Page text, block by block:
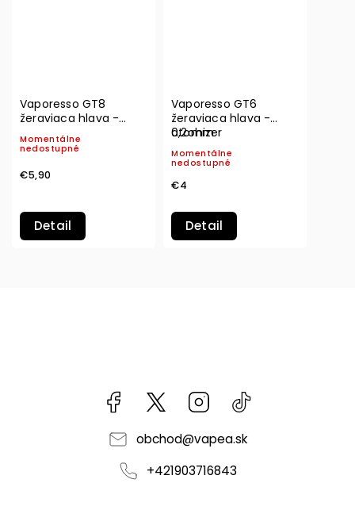
Vaporesso GT8
žeraviaca hlava -
0,15ohm
Momentálne
nedostupné
€5,90
Detail
Vaporesso GT6
žeraviaca hlava -
0,2ohm
atomizer
Momentálne
nedostupné
€4
Detail
Facebook kzifcak85131Instagram
obchod@vapea.sk
+421903716843